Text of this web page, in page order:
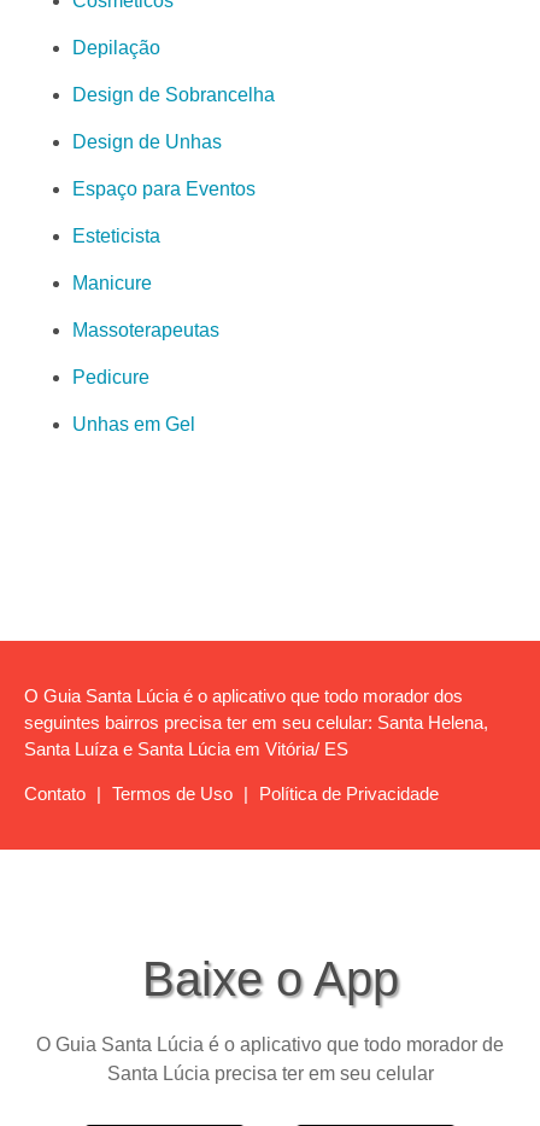
Depilação
Design de Sobrancelha
Design de Unhas
Espaço para Eventos
Esteticista
Manicure
Massoterapeutas
Pedicure
Unhas em Gel
O Guia Santa Lúcia é o aplicativo que todo morador dos
seguintes bairros precisa ter em seu celular: Santa Helena,
Santa Luíza e Santa Lúcia em Vitória/ ES
Contato | Termos de Uso | Política de Privacidade
Baixe o App
O Guia Santa Lúcia é o aplicativo que todo morador de
Santa Lúcia precisa ter em seu celular